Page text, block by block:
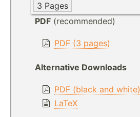
3 Pages
PDF (recommended)
PDF (3 pages)
Alternative Downloads
PDF (black and white)
LaTeX